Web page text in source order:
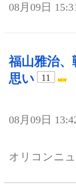
08月09日
福山雅治
思い
11
08月09日
オリコンニ